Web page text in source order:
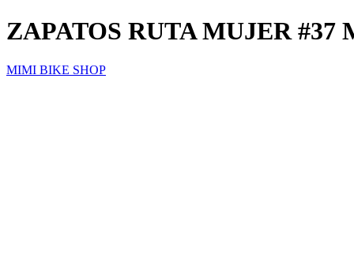
ZAPATOS RUTA MUJER
MIMI BIKE SHOP